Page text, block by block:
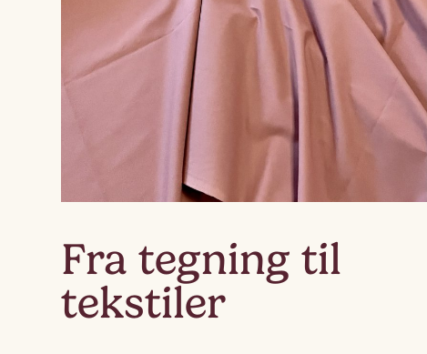
Fra tegning til
tekstiler